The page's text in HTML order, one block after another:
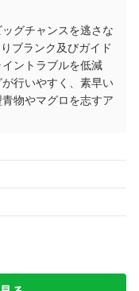
グチャンスを逃さな
ブランク及びガイド
ントラブルを低減
行いやすく、素早い
物やマグロを志すア